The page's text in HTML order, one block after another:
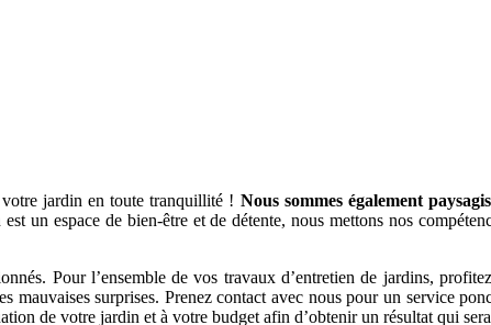
jardin en toute tranquillité ! Nous sommes également
un espace de bien-être et de détente, nous mettons nos
Pour l’ensemble de vos travaux d’entretien de jardins,
mauvaises surprises. Prenez contact avec nous pour un service
de votre jardin et à votre budget afin d’obtenir un résultat qui